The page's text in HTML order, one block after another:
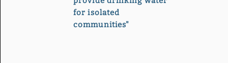
for isolated
communities"